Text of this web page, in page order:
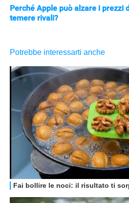
Perché Apple può alzare i prezzi
temere rivali?